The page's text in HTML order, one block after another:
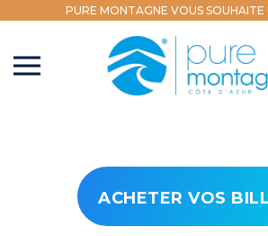
PURE MONTAGNE VOUS SOUHAITE
ACHETER VOS